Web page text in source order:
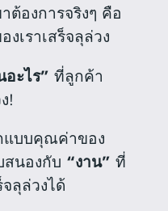
ต้องการจริงๆ คือ
งเราเสร็จลุล่วง
อะไร” ที่ลูกค้า
!
แบบคุณค่าของ
นองกับ “งาน” ที่
ลุล่วงได้